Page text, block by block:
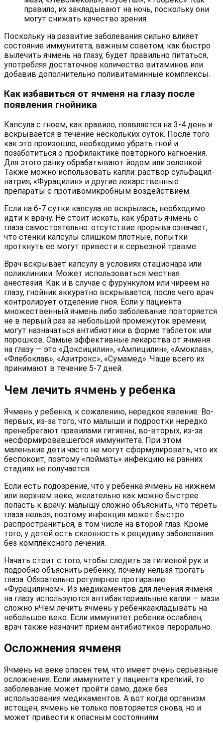
правило, их закладывают на ночь, поскольку они
могут снижать качество зрения.
Поскольку на развитие заболевания сильно влияет
состояние иммунитета, важным советом, как быстро
вылечить ячмень на глазу, будет правильно питаться,
употребляя достаточное количество витаминов или
добавив дополнительно поливитаминные комплексы.
Как избавиться от ячменя на глазу после
появления гнойника
Капсула с гноем, как правило, появляется на 3-4 день и
вскрывается в течение нескольких суток. После того
как это произошло, необходимо убрать гной и
позаботиться о профилактике повторного нагноения.
Для этого ранку обрабатывают йодом или зеленкой.
Также можно использовать капли: раствор сульфацил-
натрия, «Фурацилин» и другие лекарственные
препараты с противомикробным воздействием.
Если на 6-7 сутки капсула не вскрылась, необходимо
идти к врачу. Не стоит искать, как убрать ячмень с
глаза самостоятельно: отсутствие прорыва означает,
что стенки капсулы слишком плотные, попытки
проткнуть ее могут привести к серьезной травме.
Врач вскрывает капсулу в условиях стационара или
поликлиники. Может использоваться местная
анестезия. Как и в случае с фурункулом или чиреем на
глазу, гнойник аккуратно вскрывается, после чего врач
контролирует отделение гноя. Если у пациента
множественный ячмень либо заболевание повторяется
не в первый раз за небольшой промежуток времени,
могут назначаться антибиотики в форме таблеток или
порошков. Самые эффективные лекарства от ячменя
на глазу — это «Доксицилин», «Ампицилин», «Амоклав»,
«Флебоклав», «Азитрокс», «Сумамед». Чаще всего их
принимают в течение 5-7 дней.
Чем лечить ячмень у ребенка
Ячмень у ребенка, к сожалению, нередкое явление. Во-
первых, из-за того, что малыши и подростки нередко
пренебрегают правилами гигиены, во-вторых, из-за
несформировавшегося иммунитета. При этом
маленькие дети часто не могут сформулировать, что их
беспокоит, поэтому «поймать» инфекцию на ранних
стадиях не получается.
Если есть подозрение, что у ребенка ячмень на нижнем
или верхнем веке, желательно как можно быстрее
попасть к врачу: малышу сложно объяснить, что тереть
глаза нельзя, поэтому инфекция может быстро
распространиться, в том числе на второй глаз. Кроме
того, у детей есть склонность к рецидиву заболевания
без комплексного лечения.
Начать стоит с того, чтобы следить за гигиеной рук и
подробно объяснить ребенку, почему нельзя трогать
глаза. Обязательно регулярное протирание
«Фурацилином». Из медикаментов для лечения ячменя
на глазу используются антибактериальные капли — мази
сложно нЧем лечить ячмень у ребенкаакладывать на
небольшое веко. Если иммунитет ребенка ослаблен,
врач также назначит прием антибиотиков перорально.
Осложнения ячменя
Ячмень на веке опасен тем, что имеет очень серьезные
осложнения. Если иммунитет у пациента крепкий, то
заболевание может пройти само, даже без
использования медикаментов. А вот когда организм
истощен, ячмень не только повторяется снова, но и
может привести к опасным состояниям.